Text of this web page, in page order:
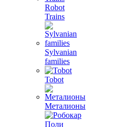
Robot
Trains
Sylvanian
families
Tobot
Металионы